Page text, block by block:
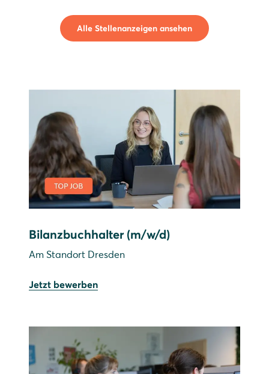
Alle Stellenanzeigen ansehen
Bilanzbuchhalter (m/w/d)
Am Standort Dresden
Jetzt bewerben